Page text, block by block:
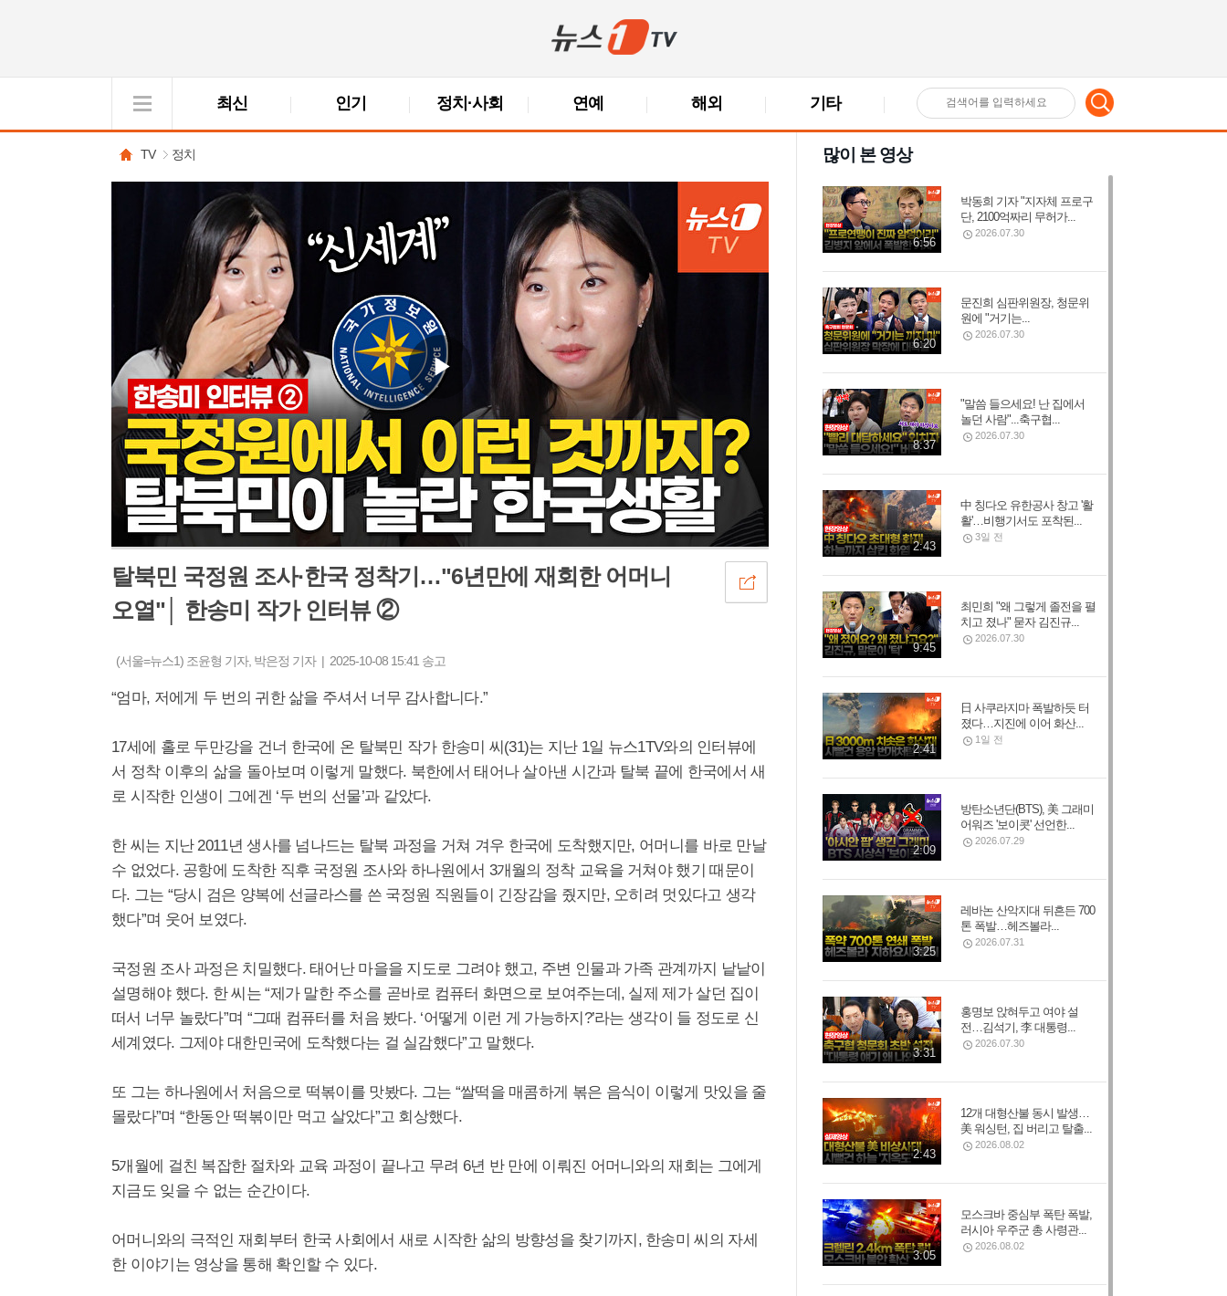
최신 인기 정치·사회 연예 해외 기타 검
어
입
력
TV 정치
탈북민 국정원 조사·한국 정착기…"6년만에 재회한 어머니
오열"│ 한송미 작가 인터뷰 ②
(서울=뉴스1) 조윤형 기자, 박은정 기자 | 2025-10-08 15:41 송고
“엄마, 저에게 두 번의 귀한 삶을 주셔서 너무 감사합니다.”
17세에 홀로 두만강을 건너 한국에 온 탈북민 작가 한송미 씨(31)는 지난 1일 뉴스1TV와의 인터뷰에
서 정착 이후의 삶을 돌아보며 이렇게 말했다. 북한에서 태어나 살아낸 시간과 탈북 끝에 한국에서 새
로 시작한 인생이 그에겐 ‘두 번의 선물’과 같았다.
한 씨는 지난 2011년 생사를 넘나드는 탈북 과정을 거쳐 겨우 한국에 도착했지만, 어머니를 바로 만날
수 없었다. 공항에 도착한 직후 국정원 조사와 하나원에서 3개월의 정착 교육을 거쳐야 했기 때문이
다. 그는 “당시 검은 양복에 선글라스를 쓴 국정원 직원들이 긴장감을 줬지만, 오히려 멋있다고 생각
했다”며 웃어 보였다.
국정원 조사 과정은 치밀했다. 태어난 마을을 지도로 그려야 했고, 주변 인물과 가족 관계까지 낱낱이
설명해야 했다. 한 씨는 “제가 말한 주소를 곧바로 컴퓨터 화면으로 보여주는데, 실제 제가 살던 집이
떠서 너무 놀랐다”며 “그때 컴퓨터를 처음 봤다. ‘어떻게 이런 게 가능하지?’라는 생각이 들 정도로 신
세계였다. 그제야 대한민국에 도착했다는 걸 실감했다”고 말했다.
또 그는 하나원에서 처음으로 떡볶이를 맛봤다. 그는 “쌀떡을 매콤하게 볶은 음식이 이렇게 맛있을 줄
몰랐다”며 “한동안 떡볶이만 먹고 살았다”고 회상했다.
5개월에 걸친 복잡한 절차와 교육 과정이 끝나고 무려 6년 반 만에 이뤄진 어머니와의 재회는 그에게
지금도 잊을 수 없는 순간이다.
어머니와의 극적인 재회부터 한국 사회에서 새로 시작한 삶의 방향성을 찾기까지, 한송미 씨의 자세
한 이야기는 영상을 통해 확인할 수 있다.
많이 본 영상
6:56
박동희 기자 "지자체 프로구
단, 2100억짜리 무허가...
2026.07.30
6:20
문진희 심판위원장, 청문위
원에 "거기는...
2026.07.30
8:37
"말씀 들으세요! 난 집에서
놀던 사람"...축구협...
2026.07.30
2:43
中 칭다오 유한공사 창고 '활
활'…비행기서도 포착된...
3일 전
9:45
최민희 "왜 그렇게 졸전을 펼
치고 졌나" 묻자 김진규...
2026.07.30
2:41
日 사쿠라지마 폭발하듯 터
졌다…지진에 이어 화산...
1일 전
2:09
방탄소년단(BTS), 美 그래미
어워즈 '보이콧' 선언한...
2026.07.29
3:25
레바논 산악지대 뒤흔든 700
톤 폭발…헤즈볼라...
2026.07.31
3:31
홍명보 앉혀두고 여야 설
전…김석기, 李 대통령...
2026.07.30
2:43
12개 대형산불 동시 발생…
美 워싱턴, 집 버리고 탈출...
2026.08.02
3:05
모스크바 중심부 폭탄 폭발,
러시아 우주군 총 사령관...
2026.08.02